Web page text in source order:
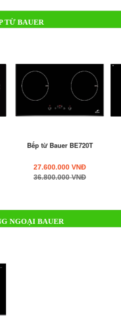
TỪ BAUER
Bếp từ Bauer BE720T
27.600.000 VNĐ
36.800.000 VNĐ
NGOẠI BAUER